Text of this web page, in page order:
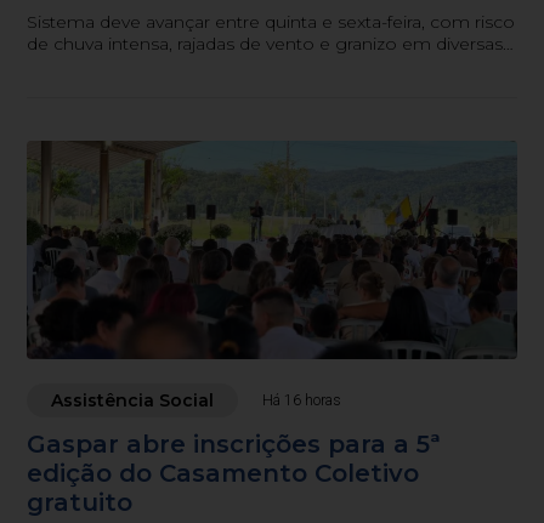
Sistema deve avançar entre quinta e sexta-feira, com risco
de chuva intensa, rajadas de vento e granizo em diversas
Assistência Social Há 16 horas
Gaspar abre inscrições para a 5ª
edição do Casamento Coletivo
gratuito